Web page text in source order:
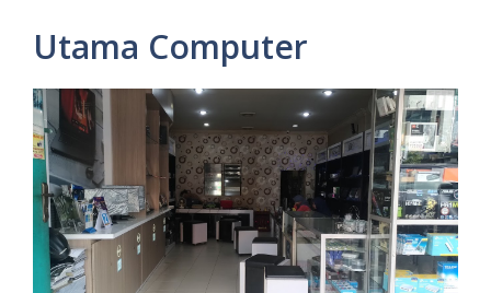
Utama Computer